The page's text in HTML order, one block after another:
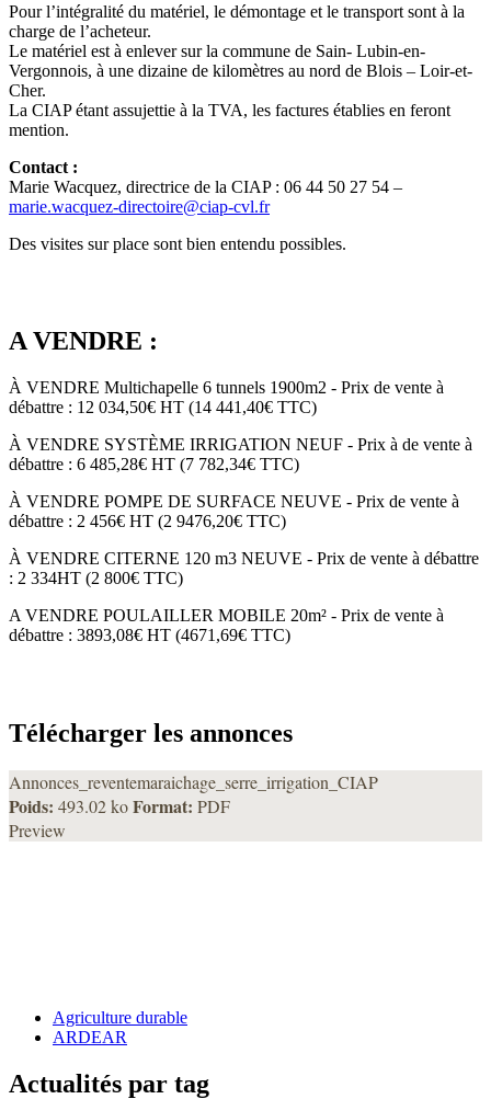
Pour l’intégralité du matériel, le démontage et le transport sont à la
charge de l’acheteur.
Le matériel est à enlever sur la commune de Sain- Lubin-en-
Vergonnois, à une dizaine de kilomètres au nord de Blois – Loir-et-
Cher.
La CIAP étant assujettie à la TVA, les factures établies en feront
mention.
Contact :
Marie Wacquez, directrice de la CIAP : 06 44 50 27 54 –
marie.wacquez-directoire@ciap-cvl.fr
Des visites sur place sont bien entendu possibles.
A VENDRE :
À VENDRE Multichapelle 6 tunnels 1900m2 - Prix de vente à
débattre : 12 034,50€ HT (14 441,40€ TTC)
À VENDRE SYSTÈME IRRIGATION NEUF - Prix à de vente à
débattre : 6 485,28€ HT (7 782,34€ TTC)
À VENDRE POMPE DE SURFACE NEUVE - Prix de vente à
débattre : 2 456€ HT (2 9476,20€ TTC)
À VENDRE CITERNE 120 m3 NEUVE - Prix de vente à débattre
: 2 334HT (2 800€ TTC)
A VENDRE POULAILLER MOBILE 20m² - Prix de vente à
débattre : 3893,08€ HT (4671,69€ TTC)
Télécharger les annonces
Annonces_reventemaraichage_serre_irrigation_CIAP
Poids: 493.02 koFormat: PDF
Preview
Agriculture durable
ARDEAR
Actualités par tag